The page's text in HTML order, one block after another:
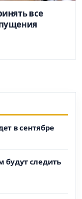
все
в сентябре
будут следить